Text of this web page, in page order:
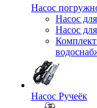
Насос
Насос
Насос
Насос Ручеёк